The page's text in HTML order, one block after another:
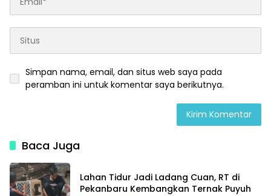
Simpan nama, email, dan situs web saya pada
peramban ini untuk komentar saya berikutnya.
Baca Juga
Lahan Tidur Jadi Ladang Cuan, RT di
Pekanbaru Kembangkan Ternak Puyuh